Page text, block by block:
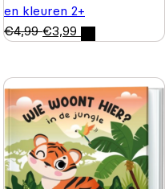
en kleuren 2+
€4,99 €3,99